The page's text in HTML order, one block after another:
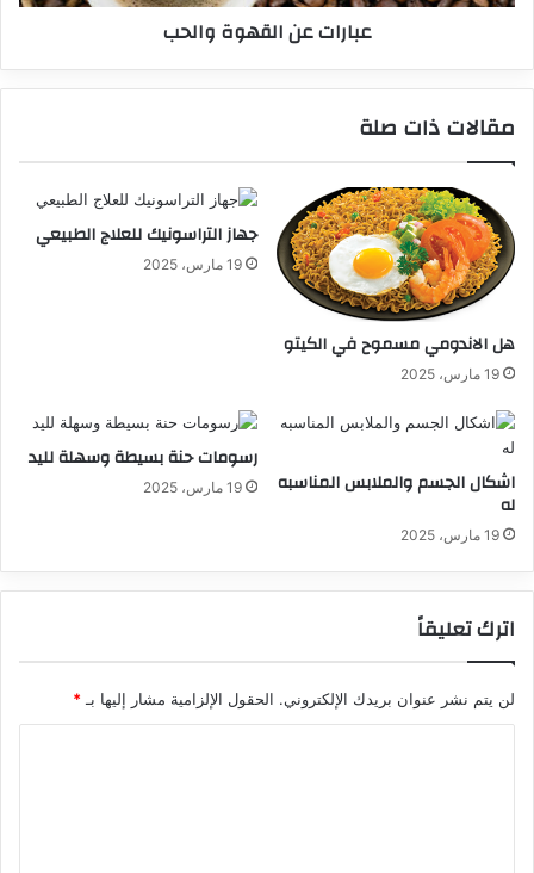
عبارات عن القهوة والحب
مقالات ذات صلة
هل الاندومي مسموح في الكيتو
19 مارس، 2025
جهاز التراسونيك للعلاج الطبيعي
19 مارس، 2025
اشكال الجسم والملابس المناسبه
له
19 مارس، 2025
رسومات حنة بسيطة وسهلة لليد
19 مارس، 2025
اترك تعليقاً
لن يتم نشر عنوان بريدك الإلكتروني. الحقول الإلزامية مشار إليها بـ *